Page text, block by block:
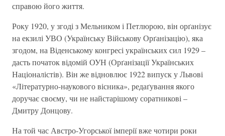
справою його життя.
Року 1920, у згоді з Мельником і Петлюрою, він орґанізує
на екзилі УВО (Українську Військову Орґанізацію), яка
згодом, на Віденському конгресі українських сил 1929 –
дасть початок відомій ОУН (Орґанізації Українських
Націоналістів). Він же відновлює 1922 випуск у Львові
«Літературно-наукового вісника», редаґування якого
доручає своєму, чи не найстарішому соратникові –
Дмитру Донцову.
На той час Австро-Угорської імперії вже чотири роки